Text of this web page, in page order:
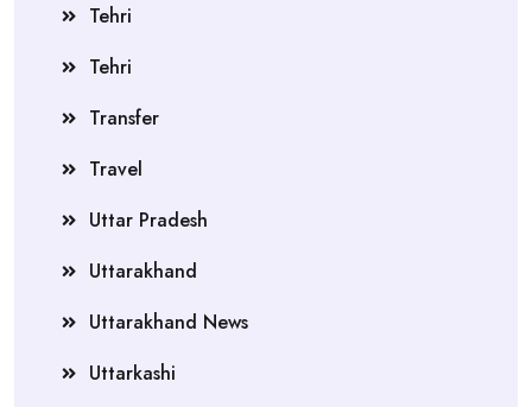
Tehri
Tehri
Transfer
Travel
Uttar Pradesh
Uttarakhand
Uttarakhand News
Uttarkashi